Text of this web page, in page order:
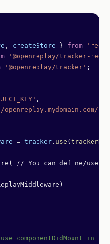
, createStore } from
'@openreplay/tracker-
'@openreplay/tracker' ;
,
= tracker . use (
// You can define/use it
componentDidMount in